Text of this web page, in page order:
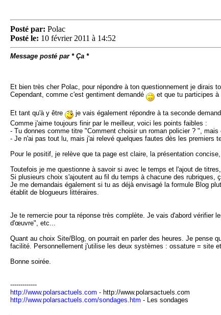
Posté par: Polac
Posté le: 10 février 2011 à 14:52
Message posté par * Ça *
Et bien très cher Polac, pour répondre à ton questionnement je dirais
Cependant, comme c'est gentiment demandé
et que tu participes à
Et tant qu'à y être
je vais également répondre à ta seconde
Comme j'aime toujours finir par le meilleur, voici les points faibles :
- Tu donnes comme titre "Comment choisir un roman policier ? ",
- Je n'ai pas tout lu, mais j'ai relevé quelques fautes dès les premiers
Pour le positif, je relève que ta page est claire, la présentation
Toutefois je me questionne à savoir si avec le temps et l'ajout de
Si plusieurs choix s'ajoutent au fil du temps à chacune des rubriques,
Je me demandais également si tu as déjà envisagé la formule Blog
établit de blogueurs littéraires.
Je te remercie pour ta réponse très complète. Je vais d'abord vérifier
d'œuvre", etc...
Quant au choix Site/Blog, on pourrait en parler des heures. Je pense
facilité. Personnellement j'utilise les deux systèmes : ossature = site
Bonne soirée.
-------------
http://www.polarsactuels.com - http://www.polarsactuels.com
http://www.polarsactuels.com/sondages.htm - Les sondages